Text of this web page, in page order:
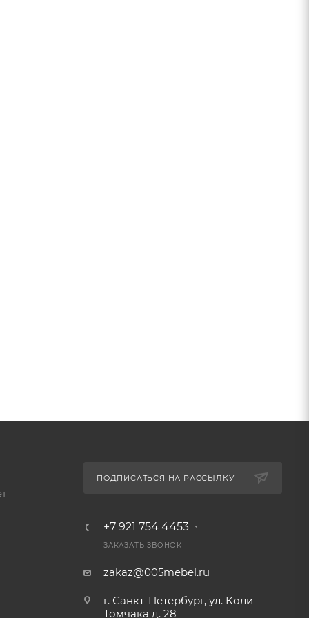
ПОДПИСАТЬСЯ НА РАССЫЛКУ
+7 921 754 4453
ЗАКАЗАТЬ ЗВОНОК
zakaz@005mebel.ru
г. Санкт-Петербург, ул. Коли
Томчака д. 28